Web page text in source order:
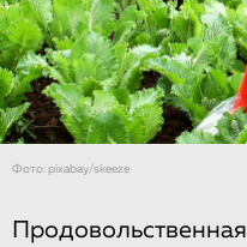
Фото: pixabay/skeeze
Продовольственная